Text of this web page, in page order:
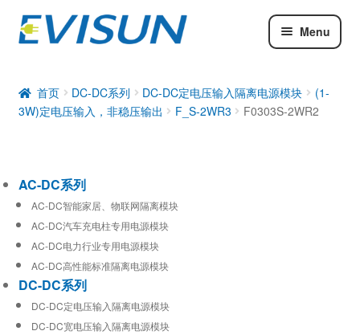
Menu
DC-DC系列
工业通信模块
首页 DC-DC系列 DC-DC定电压输入隔离电源模块
(1-
3W)定电压输入，非稳压输出
F_S-2WR3 F0303S-2WR2
AC-DC系列
AC-DC智能家居、物联网隔离模块
AC-DC汽车充电柱专用电源模块
AC-DC电力行业专用电源模块
AC-DC高性能标准隔离电源模块
DC-DC系列
DC-DC定电压输入隔离电源模块
DC-DC宽电压输入隔离电源模块